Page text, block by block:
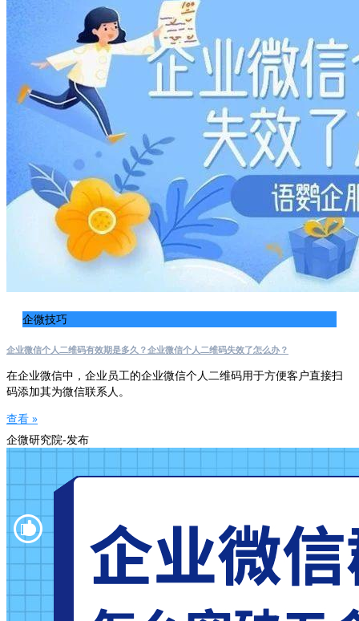
企微技巧
企业微信个人二维码有效期是多久？企业微信个人二维码失效了怎么办？
在企业微信中，企业员工的企业微信个人二维码用于方便客户直接扫
码添加其为微信联系人。
查看 »
企微研究院-发布